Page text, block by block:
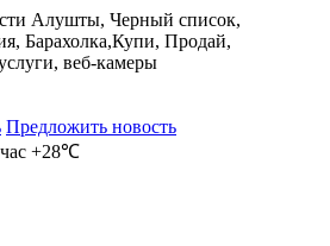
Предложить новость
+28℃